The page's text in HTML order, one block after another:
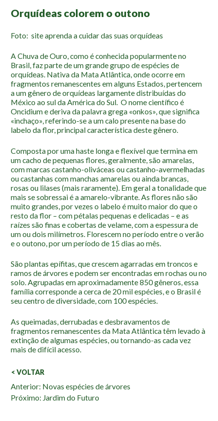
Fauna e Flora
Anta
Palmeira Juçara
Bugio
Borboletas
Cambuci
Tucano do Bico Verde
Atividades
Escolas e Universidades
Educação Ambiental
Roteiro da monitoria
Trilhas
Inclusão Social
Blog
Notícias
Na mídia
Contato
Como chegar
Orquídeas colorem o outono
Foto: site aprenda a cuidar das suas orquídeas
A Chuva de Ouro, como é conhecida popularmente no
Brasil, faz parte de um grande grupo de espécies de
orquídeas. Nativa da Mata Atlântica, onde ocorre em
fragmentos remanescentes em alguns Estados, pertencem
a um gênero de orquídeas largamente distribuídas do
México ao sul da América do Sul. O nome científico é
Oncidium e deriva da palavra grega «onkos», que significa
«inchaço», referindo-se a um calo presente na base do
labelo da flor, principal característica deste gênero.
Composta por uma haste longa e flexível que termina em
um cacho de pequenas flores, geralmente, são amarelas,
com marcas castanho-oliváceas ou castanho-avermelhadas
ou castanhas com manchas amarelas ou ainda brancas,
rosas ou lilases (mais raramente). Em geral a tonalidade que
mais se sobressai é a amarelo-vibrante. As flores não são
muito grandes, por vezes o labelo é muito maior do que o
resto da flor – com pétalas pequenas e delicadas – e as
raízes são finas e cobertas de velame, com a espessura de
um ou dois milímetros. Florescem no período entre o verão
e o outono, por um período de 15 dias ao mês.
São plantas epífitas, que crescem agarradas em troncos e
ramos de árvores e podem ser encontradas em rochas ou no
solo. Agrupadas em aproximadamente 850 gêneros, essa
família corresponde a cerca de 20 mil espécies, e o Brasil é
seu centro de diversidade, com 100 espécies.
As queimadas, derrubadas e desbravamentos de
fragmentos remanescentes da Mata Atlântica têm levado à
extinção de algumas espécies, ou tornando-as cada vez
mais de difícil acesso.
< VOLTAR
Veja
Anterior: Novas espécies de árvores
Próximo: Jardim do Futuro